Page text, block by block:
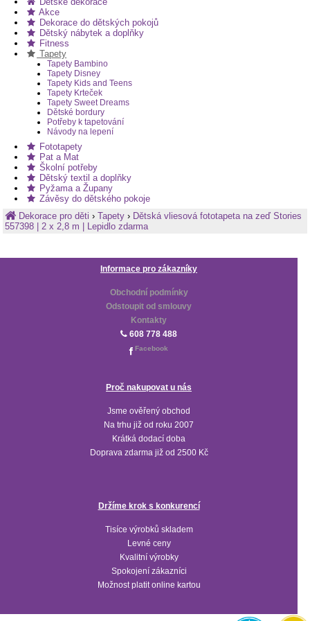
Akce
Dekorace do dětských pokojů
Dětský nábytek a doplňky
Fitness
Tapety
Tapety Bambino
Tapety Disney
Tapety Kids and Teens
Tapety Krteček
Tapety Sweet Dreams
Dětské bordury
Potřeby k tapetování
Návody na lepení
Fototapety
Pat a Mat
Školní potřeby
Dětský textil a doplňky
Pyžama a Župany
Závěsy do dětského pokoje
Dekorace pro děti›Tapety › Dětská vliesová fototapeta na zeď Stories
557398 | 2 x 2,8 m | Lepidlo zdarma
Informace pro zákazníky
Obchodní podmínky
Odstoupit od smlouvy
Kontakty
608 778 488
Facebook
Proč nakupovat u nás
Jsme ověřený obchod
Na trhu již od roku 2007
Krátká dodací doba
Doprava zdarma již od 2500 Kč
Držíme krok s konkurencí
Tisíce výrobků skladem
Levné ceny
Kvalitní výrobky
Spokojení zákazníci
Možnost platit online kartou